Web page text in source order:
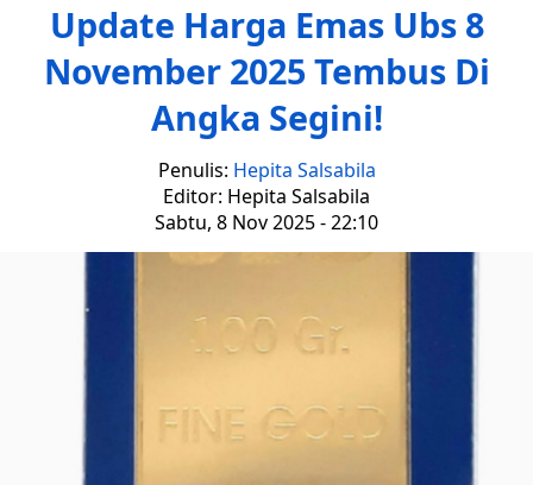
Update Harga Emas Ubs 8
November 2025 Tembus Di
Angka Segini!
Penulis: Hepita Salsabila
Editor: Hepita Salsabila
Sabtu, 8 Nov 2025 - 22:10